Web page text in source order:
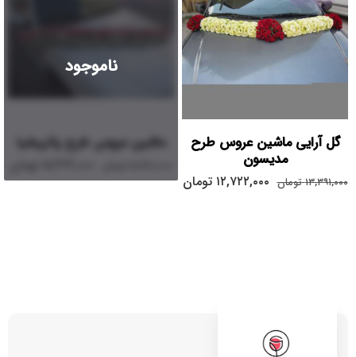
گل آرایی ماشین عروس طرح
مدیسون
۱۳,۳۹۱,۰۰۰ تومان ۱۲,۷۲۲,۰۰۰ تومان
ناموجود
ماشین عروس طرح پاتریشیا